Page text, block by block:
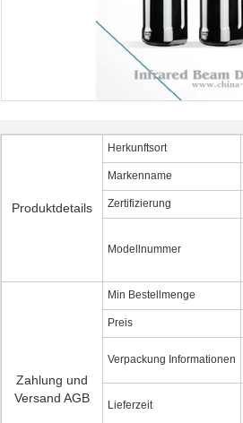
Produktdetails
Herkunftsort
Markenname
Zertifizierung
Modellnummer
Zahlung und
Versand AGB
Min Bestellmenge
Preis
Verpackung Informationen
Lieferzeit